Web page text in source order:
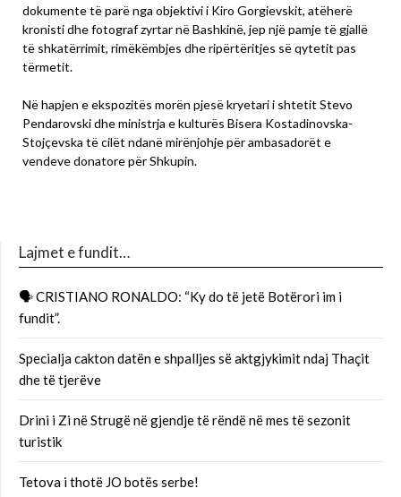
dokumente të parë nga objektivi i Kiro Gorgievskit, atëherë
kronisti dhe fotograf zyrtar në Bashkinë, jep një pamje të gjallë
të shkatërrimit, rimëkëmbjes dhe ripërtëritjes së qytetit pas
tërmetit.
Në hapjen e ekspozitës morën pjesë kryetari i shtetit Stevo
Pendarovski dhe ministrja e kulturës Bisera Kostadinovska-
Stojçevska të cilët ndanë mirënjohje për ambasadorët e
vendeve donatore për Shkupin.
Lajmet e fundit…
🗣 CRISTIANO RONALDO: “Ky do të jetë Botërori im i
fundit”.
Specialja cakton datën e shpalljes së aktgjykimit ndaj Thaçit
dhe të tjerëve
Drini i Zi në Strugë në gjendje të rëndë në mes të sezonit
turistik
Tetova i thotë JO botës serbe!